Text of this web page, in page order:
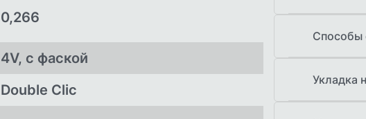
0,266
4V, с фаской
Double Clic
объема.
Способы
Укладка